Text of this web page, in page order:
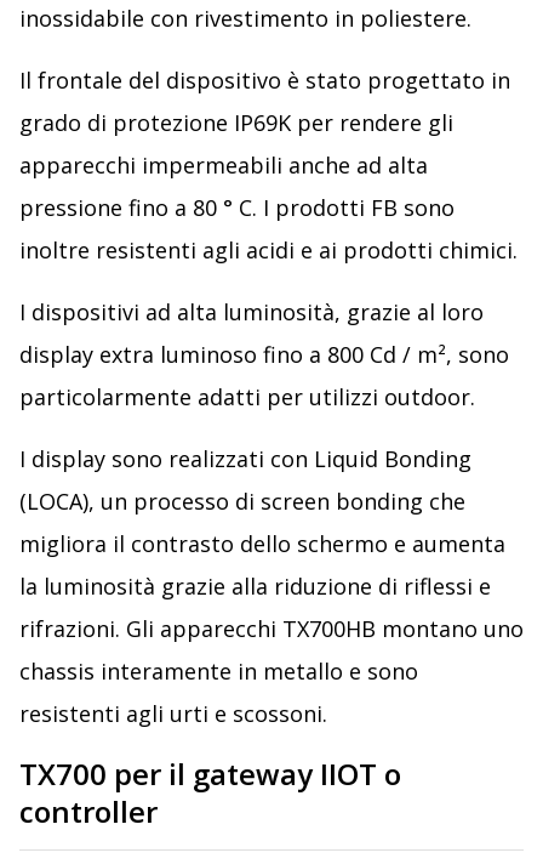
inossidabile con rivestimento in poliestere.
Il frontale del dispositivo è stato progettato in
grado di protezione IP69K per rendere gli
apparecchi impermeabili anche ad alta
pressione fino a 80 ° C. I prodotti FB sono
inoltre resistenti agli acidi e ai prodotti chimici.
I dispositivi ad alta luminosità, grazie al loro
display extra luminoso fino a 800 Cd / m², sono
particolarmente adatti per utilizzi outdoor.
I display sono realizzati con Liquid Bonding
(LOCA), un processo di screen bonding che
migliora il contrasto dello schermo e aumenta
la luminosità grazie alla riduzione di riflessi e
rifrazioni. Gli apparecchi TX700HB montano uno
chassis interamente in metallo e sono
resistenti agli urti e scossoni.
TX700 per il gateway IIOT o
controller